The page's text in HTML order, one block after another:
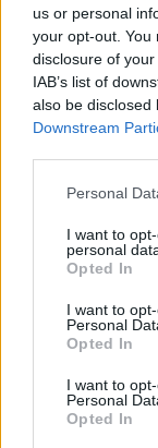
us or personal
your opt-out. You
disclosure of
IAB’s list of
also be disclosed
Downstream
Please note that
not limited to
grant or deny
use your data
consent section.
Personal
I want to
personal
Opted In
I want to
Personal
Opted In
I want to
Personal
Opted In
Jordán Adél és
Miklós)
Idén kérted,
miért?
Kettő újat
kevés.
vezéreltek.
teljesíteni, ha
igazság az,
meg a
kétharmadát